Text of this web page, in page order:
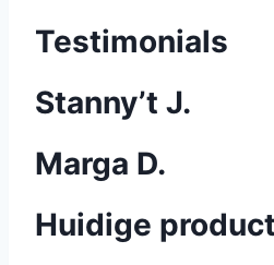
Testimonials
Stanny’t J.
Marga D.
Huidige